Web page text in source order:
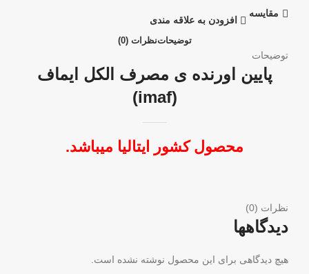
مقايسه
افزودن به علاقه مندی
توضیحاتنظرات (0)
توضیحات
پایین اورنده ی مصرف الکل ایماف
(imaf)
محصول کشور ایتالیا میباشد.
نظرات (0)
دیدگاهها
هیچ دیدگاهی برای این محصول نوشته نشده است.